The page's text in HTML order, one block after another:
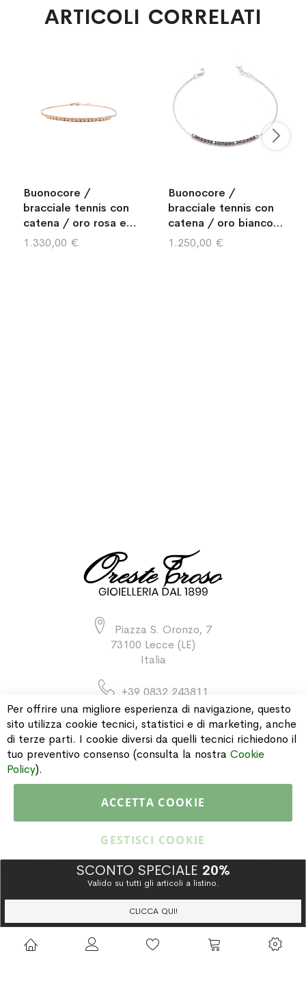
ARTICOLI CORRELATI
Buonocore /
bracciale tennis con
catena / oro rosa e
diamanti brown
1.330,00 €
Buonocore /
bracciale tennis con
catena / oro bianco,
diamanti bianchi e
diamanti neri
1.250,00 €
Piazza S. Oronzo, 7
73100 Lecce (LE)
Italia
+39 0832 243811
INFORMAZIONI
Copyright © 2015 Gioielleria Oreste Troso. All rights reserved. P. IVA
IT02064590751
Privacy Policy Cookie Policy
Per offrire una migliore esperienza di navigazione, questo
sito utilizza cookie tecnici, statistici e di marketing, anche
di terze parti. I cookie diversi da quelli tecnici richiedono il
tuo preventivo consenso (consulta la nostra Cookie
Policy).
ACCETTA COOKIE
GESTISCI COOKIE
SCONTO SPECIALE 20%
Valido su tutti gli articoli a listino.
CLICCA QUI!